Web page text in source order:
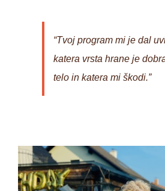
“Tvoj program mi je dal
katera vrsta hrane je
telo in katera mi škodi.”